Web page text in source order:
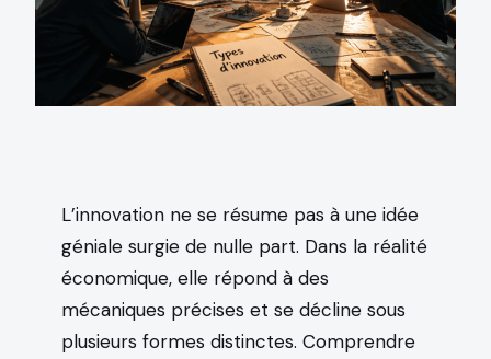
L’innovation ne se résume pas à une idée
géniale surgie de nulle part. Dans la réalité
économique, elle répond à des
mécaniques précises et se décline sous
plusieurs formes distinctes. Comprendre